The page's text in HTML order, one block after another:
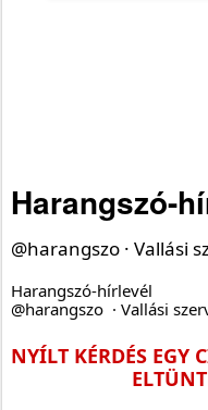
Harangszó-
@harangszo · Vallási
Harangszó-hírlevél
@harangszo  · Vallási
NYÍLT KÉRDÉS EGY